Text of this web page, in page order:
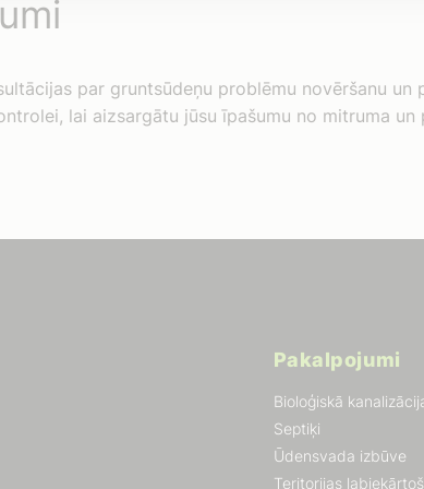
par gruntsūdeņu problēmu novēršanu
lai aizsargātu jūsu īpašumu no mitruma un
Pakalpojumi
Bioloģiskā
Septiķi
Ūdensvada izbūve
Teritorijas